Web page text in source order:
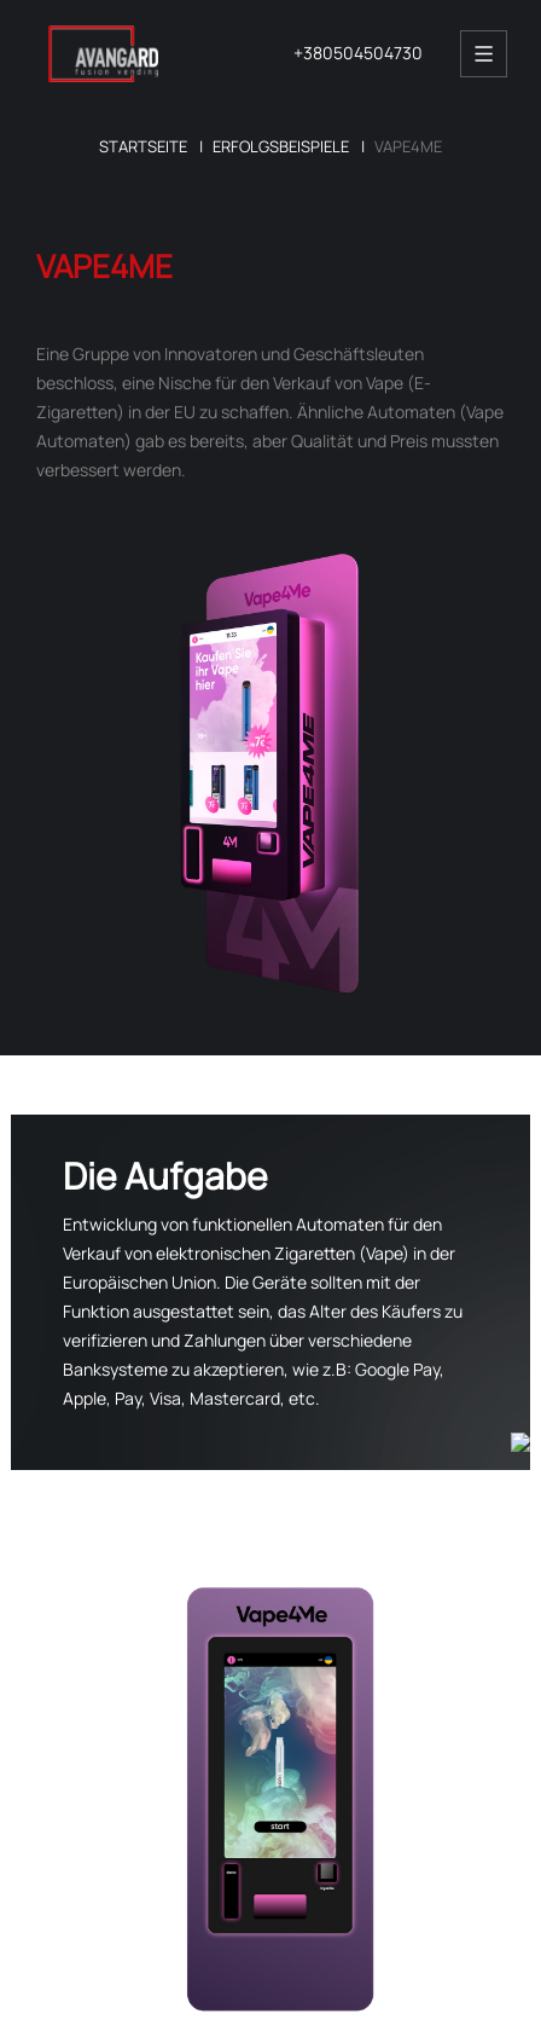
+380504504730
STARTSEITE ERFOLGSBEISPIELE VAPE4ME
VAPE4ME
Eine Gruppe von Innovatoren und Geschäftsleuten
beschloss, eine Nische für den Verkauf von Vape (E-
Zigaretten) in der EU zu schaffen. Ähnliche Automaten (Vape
Automaten) gab es bereits, aber Qualität und Preis mussten
verbessert werden.
Die Aufgabe
Entwicklung von funktionellen Automaten für den
Verkauf von elektronischen Zigaretten (Vape) in der
Europäischen Union. Die Geräte sollten mit der
Funktion ausgestattet sein, das Alter des Käufers zu
verifizieren und Zahlungen über verschiedene
Banksysteme zu akzeptieren, wie z.B: Google Pay,
Apple, Pay, Visa, Mastercard, etc.